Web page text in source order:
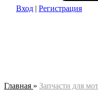
Вход | Регистрация
Главная » Запчасти для